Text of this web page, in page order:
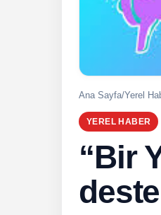
Ana Sayfa/Yerel
YEREL HABER
“Bir